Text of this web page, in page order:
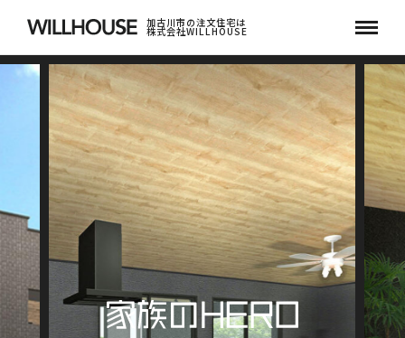
加古川市の注文住宅は
株式会社WILLHOUSE
ホーム
HOME
WILLHOUSEについて
About WILLHOUSE
HEROESとは
About HEROES
作品紹介